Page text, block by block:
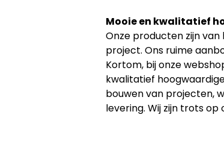
Mooie en kwalitatief
Onze producten zijn
project. Ons ruime
Kortom, bij onze
kwalitatief
bouwen van projecten,
levering. Wij zijn trots